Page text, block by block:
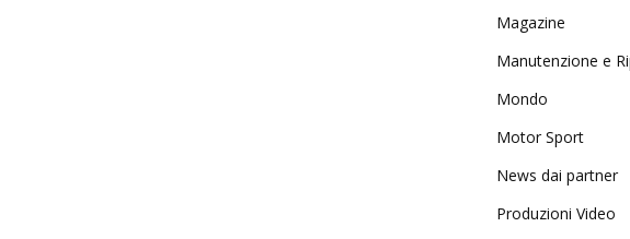
Magazine
Manutenzione e
Mondo
Motor Sport
News dai partner
Produzioni Video